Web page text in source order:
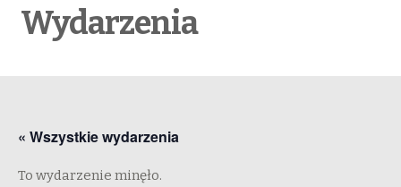
Wydarzenia
« Wszystkie wydarzenia
To wydarzenie minęło.